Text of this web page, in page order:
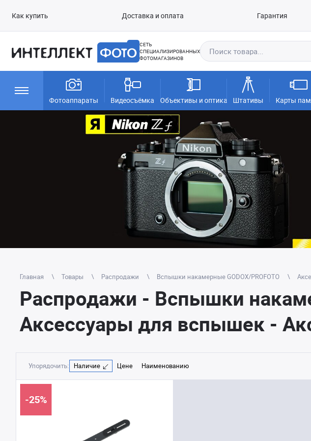
Как купить Доставка и оплата Гарантия
СЕТЬ
СПЕЦИАЛИЗИРОВАННЫХ
ФОТОМАГАЗИНОВ
Фотоаппараты Видеосъёмка Объективы и оптика Штативы Карты
Главная Товары Распродажи Вспышки накамерные GODOX/PROFOTO
Распродажи - Вспышки
Аксессуары для вспышек -
Упорядочить: Наличие Цене Наименованию
-25%